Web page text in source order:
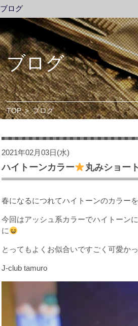
ブログ
ブログ
TOP>ブログ
2021年02月03日(水)
ハイトーンカラー 丸みショート
春になるにつれてハイトーンのカラー
今回はアッシュ系カラーでハイトーン
に
とってもよくお似合いですごく可愛か
J-club tamuro